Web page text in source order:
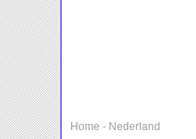
Home - Nederland